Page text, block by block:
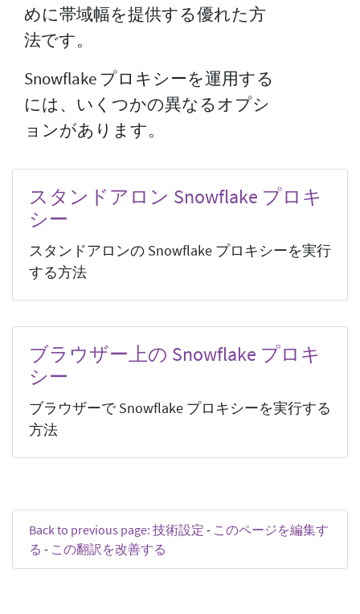
めに帯域幅を提供する優れた方
法です。
Snowflake プロキシーを運用する
には、いくつかの異なるオプシ
ョンがあります。
スタンドアロン Snowflake プロキ
シー
スタンドアロンの Snowflake プロキシーを実行
する方法
ブラウザー上の Snowflake プロキ
シー
ブラウザーで Snowflake プロキシーを実行する
方法
Back to previous page: 技術設定 - このページを編集す
る - この翻訳を改善する